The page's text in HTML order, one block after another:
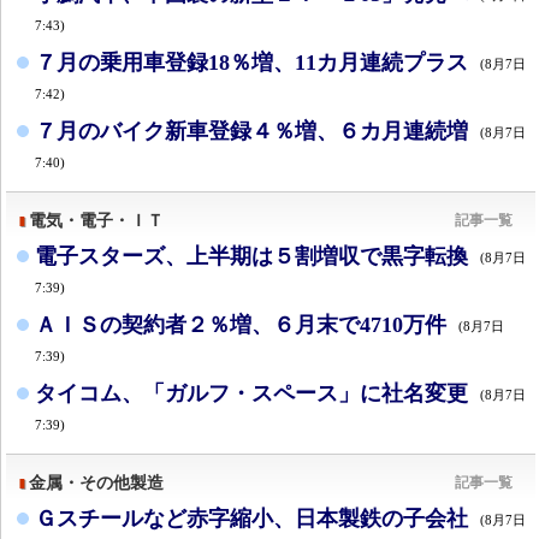
7:43)
７月の乗用車登録18％増、11カ月連続プラス (8月7日
7:42)
７月のバイク新車登録４％増、６カ月連続増 (8月7日
7:40)
電気・電子・ＩＴ 記事一覧
電子スターズ、上半期は５割増収で黒字転換 (8月7日
7:39)
ＡＩＳの契約者２％増、６月末で4710万件 (8月7日
7:39)
タイコム、「ガルフ・スペース」に社名変更 (8月7日
7:39)
金属・その他製造 記事一覧
Ｇスチールなど赤字縮小、日本製鉄の子会社 (8月7日